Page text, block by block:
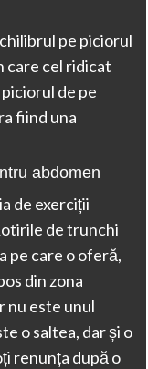
pe piciorul
care cel ridicat
de pe
fiind una
abdomen
de exerciții
de trunchi
pe care o oferă,
din zona
nu este unul
o saltea, dar și o
renunța după o